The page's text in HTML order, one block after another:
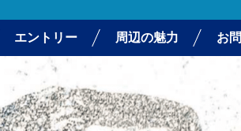
エントリー 周辺の魅力 お